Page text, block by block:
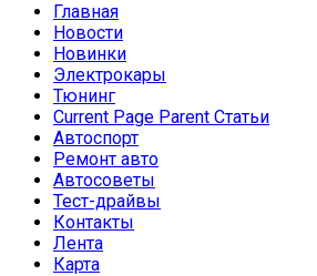
Главная
Новости
Новинки
Электрокары
Тюнинг
Current Page Parent Статьи
Автоспорт
Ремонт авто
Автосоветы
Тест-драйвы
Контакты
Лента
Карта